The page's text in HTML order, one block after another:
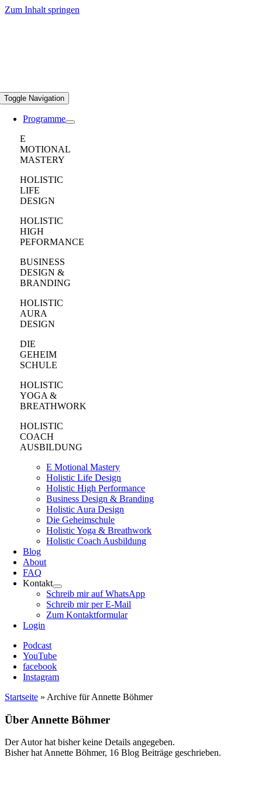
Zum Inhalt springen
Toggle Navigation
Programme
E
MOTIONAL
MASTERY
HOLISTIC
LIFE
DESIGN
HOLISTIC
HIGH
PEFORMANCE
BUSINESS
DESIGN &
BRANDING
HOLISTIC
AURA
DESIGN
DIE
GEHEIM
SCHULE
HOLISTIC
YOGA &
BREATHWORK
HOLISTIC
COACH
AUSBILDUNG
E Motional Mastery
Holistic Life Design
Holistic High Performance
Business Design & Branding
Holistic Aura Design
Die Geheimschule
Holistic Yoga & Breathwork
Holistic Coach Ausbildung
Blog
About
FAQ
Kontakt
Schreib mir auf WhatsApp
Schreib mir per E-Mail
Zum Kontaktformular
Login
Podcast
YouTube
facebook
Instagram
Startseite » Archive für Annette Böhmer
Über Annette Böhmer
Der Autor hat bisher keine Details angegeben.
Bisher hat Annette Böhmer, 16 Blog Beiträge geschrieben.